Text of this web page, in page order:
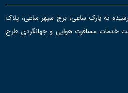
نرسیده به پارک ساعی، برج سپهر ساعی، پلاک
اول، واحد ۱۰، شرکت خدمات مسافرت هوایی و جهانگردی طرح